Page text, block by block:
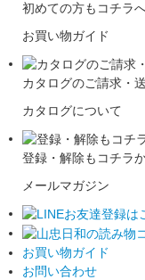
初めての方もコチラ
お買い物ガイド
カタログのご請求・
カタログについて
登録・解除もコチラ
メールマガジン
お買い物ガイド
お問い合わせ